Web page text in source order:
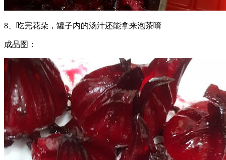
8、吃完花朵，罐子内的汤汁还能拿来泡茶唷
成品图：